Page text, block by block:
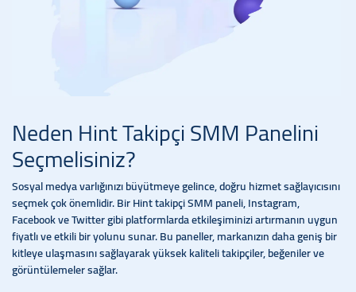
Neden Hint Takipçi SMM Panelini
Seçmelisiniz?
Sosyal medya varlığınızı büyütmeye gelince, doğru hizmet sağlayıcısını
seçmek çok önemlidir. Bir Hint takipçi SMM paneli, Instagram,
Facebook ve Twitter gibi platformlarda etkileşiminizi artırmanın uygun
fiyatlı ve etkili bir yolunu sunar. Bu paneller, markanızın daha geniş bir
kitleye ulaşmasını sağlayarak yüksek kaliteli takipçiler, beğeniler ve
görüntülemeler sağlar.